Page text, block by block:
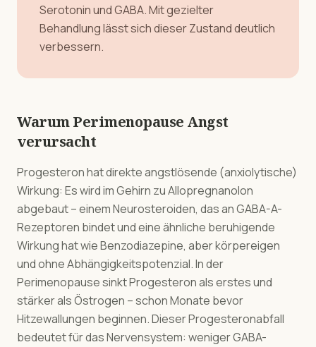
Serotonin und GABA. Mit gezielter
Behandlung lässt sich dieser Zustand deutlich
verbessern.
Warum Perimenopause Angst
verursacht
Progesteron hat direkte angstlösende (anxiolytische)
Wirkung: Es wird im Gehirn zu Allopregnanolon
abgebaut – einem Neurosteroiden, das an GABA-A-
Rezeptoren bindet und eine ähnliche beruhigende
Wirkung hat wie Benzodiazepine, aber körpereigen
und ohne Abhängigkeitspotenzial. In der
Perimenopause sinkt Progesteron als erstes und
stärker als Östrogen – schon Monate bevor
Hitzewallungen beginnen. Dieser Progesteronabfall
bedeutet für das Nervensystem: weniger GABA-